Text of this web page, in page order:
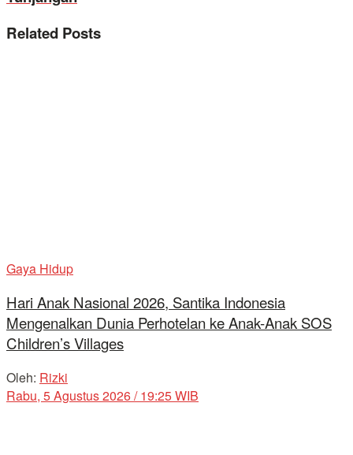
Related Posts
Gaya Hidup
Hari Anak Nasional 2026, Santika Indonesia
Mengenalkan Dunia Perhotelan ke Anak-Anak SOS
Children’s Villages
Oleh: Rizki
Rabu, 5 Agustus 2026 / 19:25 WIB